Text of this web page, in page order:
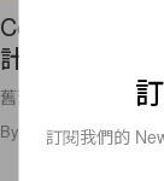
Converse 奶油
計，卻復古得
舊舊的更可愛！
By Ellen Wang/2021年
訂閱我們的